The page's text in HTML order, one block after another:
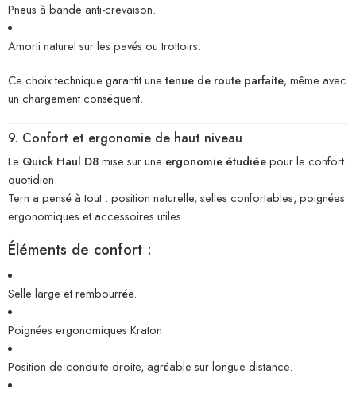
Pneus à bande anti-crevaison.
Amorti naturel sur les pavés ou trottoirs.
Ce choix technique garantit une tenue de route parfaite, même avec
un chargement conséquent.
9. Confort et ergonomie de haut niveau
Le Quick Haul D8mise sur une ergonomie étudiéepour le confort
quotidien.
Tern a pensé à tout : position naturelle, selles confortables, poignées
ergonomiques et accessoires utiles.
Éléments de confort :
Selle large et rembourrée.
Poignées ergonomiques Kraton.
Position de conduite droite, agréable sur longue distance.